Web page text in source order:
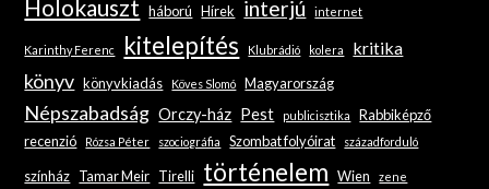
Holokauszt háború Hírek interjú internet
Karinthy Ferenc kitelepítés Klubrádió kolera kritika
könyv könyvkiadás Köves Slomó Magyarország
Népszabadság Orczy-ház Pest publicisztika
Rabbiképző
recenzió
Rózsa Péter szociográfia Szombat folyóirat századforduló
színház Tamar Meir Tirelli történelem Wien zene